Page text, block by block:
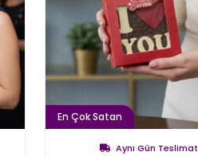
En Çok Satan
Aynı Gün Teslimat